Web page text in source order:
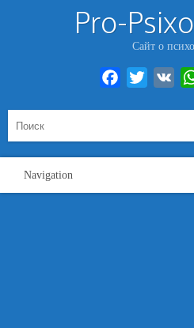
Pro-
Сайт о
Facebook
Twitter VK
Navigation